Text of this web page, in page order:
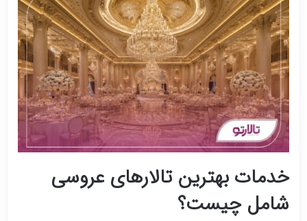
خدمات بهترین تالارهای عروسی
شامل چیست؟